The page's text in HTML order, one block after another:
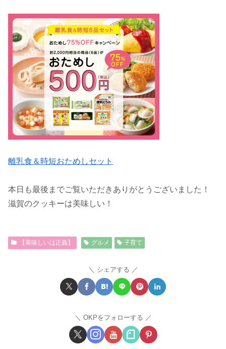
離乳食＆時短おためしセット
本日も最後までご覧いただきありがとうございました！
滋賀のクッキーは美味しい！
【美味しいは正義】 グルメ 子育て
シェアする
OKPをフォローする